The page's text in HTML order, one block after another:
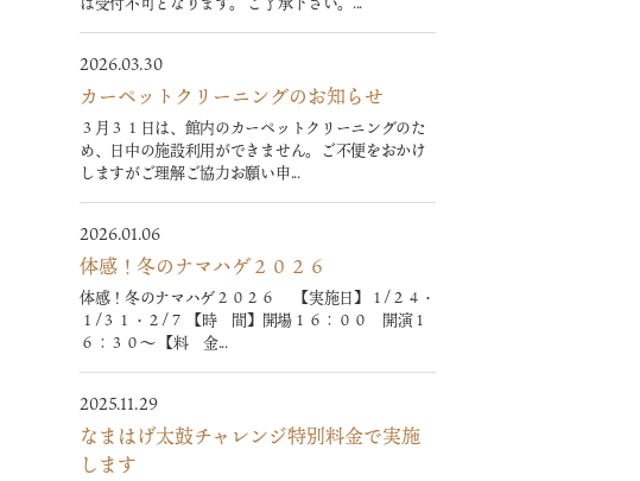
2026.03.30
カーペットクリーニングのお知らせ
３月３１日は、館内のカーペットクリーニングのた
め、日中の施設利用ができません。ご不便をおかけ
しますがご理解ご協力お願い申...
2026.01.06
体感！冬のナマハゲ２０２６
体感！冬のナマハゲ２０２６ 【実施日】１/２４・
１/３１・２/７ 【時 間】開場１６：００ 開演１
６：３０～ 【料 金...
2025.11.29
なまはげ太鼓チャレンジ特別料金で実施
します